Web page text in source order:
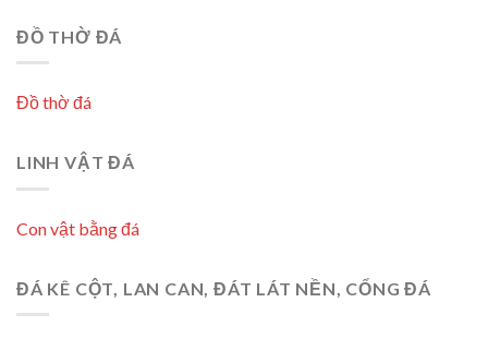
ĐỒ THỜ ĐÁ
Đồ thờ đá
LINH VẬT ĐÁ
Con vật bằng đá
ĐÁ KÊ CỘT, LAN CAN, ĐÁT LÁT NỀN, CỔNG ĐÁ